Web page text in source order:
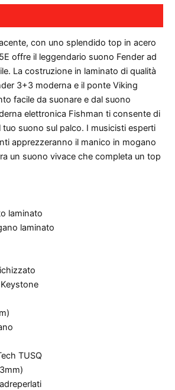
con uno splendido top in acero
offre il leggendario suono Fender ad
La costruzione in laminato di qualità
3+3 moderna e il ponte Viking
facile da suonare e dal suono
elettronica Fishman ti consente di
tuo suono sul palco. I musicisti esperti
apprezzeranno il manico in mogano
un suono vivace che completa un top
laminato
laminato
TUSQ